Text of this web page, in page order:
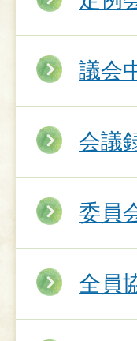
議会
会議
委員
全員